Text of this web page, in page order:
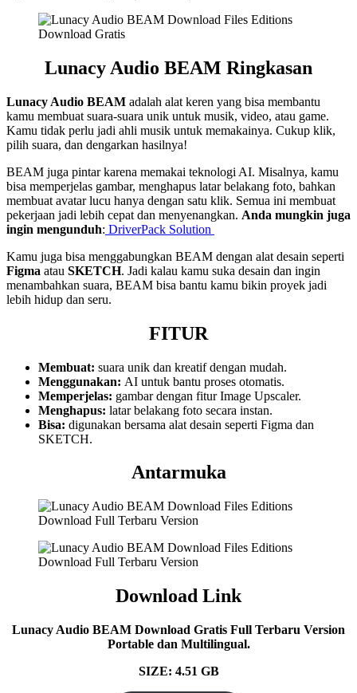
Lunacy Audio BEAM Ringkasan
Lunacy Audio BEAM adalah alat keren yang bisa membantu
kamu membuat suara-suara unik untuk musik, video, atau game.
Kamu tidak perlu jadi ahli musik untuk memakainya. Cukup klik,
pilih suara, dan dengarkan hasilnya!
BEAM juga pintar karena memakai teknologi AI. Misalnya, kamu
bisa memperjelas gambar, menghapus latar belakang foto, bahkan
membuat avatar lucu hanya dengan satu klik. Semua ini membuat
pekerjaan jadi lebih cepat dan menyenangkan. Anda mungkin juga
ingin mengunduh: DriverPack Solution
Kamu juga bisa menggabungkan BEAM dengan alat desain seperti
Figma atau SKETCH. Jadi kalau kamu suka desain dan ingin
menambahkan suara, BEAM bisa bantu kamu bikin proyek jadi
lebih hidup dan seru.
FITUR
Membuat: suara unik dan kreatif dengan mudah.
Menggunakan: AI untuk bantu proses otomatis.
Memperjelas: gambar dengan fitur Image Upscaler.
Menghapus: latar belakang foto secara instan.
Bisa: digunakan bersama alat desain seperti Figma dan
SKETCH.
Antarmuka
Download Link
Lunacy Audio BEAM Download Gratis Full Terbaru Version
Portable dan Multilingual.
SIZE: 4.51 GB